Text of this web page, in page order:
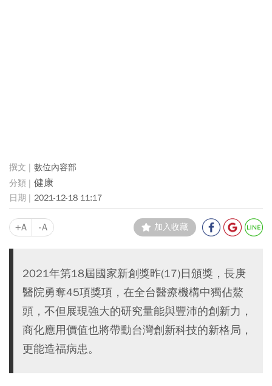
數位內容部
健康
2021-12-18 11:17
+A -A 加入收藏
2021年第18屆國家新創獎昨(17)日頒獎，長庚
醫院勇奪45項獎項，在全台醫療機構中獨佔鰲
頭，不但展現強大的研究量能與豐沛的創新力，
商化應用價值也將帶動台灣創新科技的新格局，
更能造福病患。